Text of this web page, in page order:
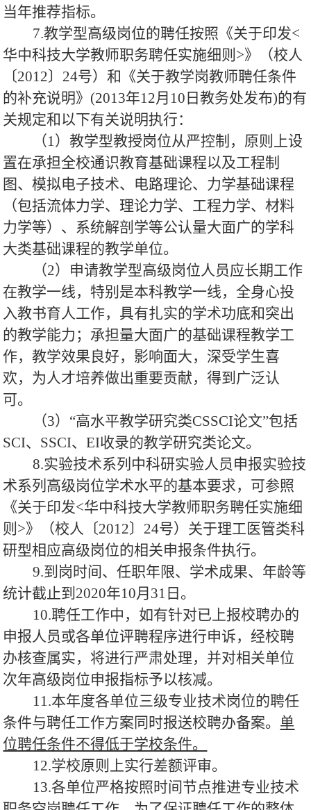
当年推荐指标。
7.教学型高级岗位的聘任按照《关于印发<
华中科技大学教师职务聘任实施细则>》（校人
〔2012〕24号）和《关于教学岗教师聘任条件
的补充说明》(2013年12月10日教务处发布)的有
关规定和以下有关说明执行：
（1）教学型教授岗位从严控制，原则上设
置在承担全校通识教育基础课程以及工程制
图、模拟电子技术、电路理论、力学基础课程
（包括流体力学、理论力学、工程力学、材料
力学等）、系统解剖学等公认量大面广的学科
大类基础课程的教学单位。
（2）申请教学型高级岗位人员应长期工作
在教学一线，特别是本科教学一线，全身心投
入教书育人工作，具有扎实的学术功底和突出
的教学能力；承担量大面广的基础课程教学工
作，教学效果良好，影响面大，深受学生喜
欢，为人才培养做出重要贡献，得到广泛认
可。
（3）“高水平教学研究类CSSCI论文”包括
SCI、SSCI、EI收录的教学研究类论文。
8.实验技术系列中科研实验人员申报实验技
术系列高级岗位学术水平的基本要求，可参照
《关于印发<华中科技大学教师职务聘任实施细
则>》（校人〔2012〕24号）关于理工医管类科
研型相应高级岗位的相关申报条件执行。
9.到岗时间、任职年限、学术成果、年龄等
统计截止到2020年10月31日。
10.聘任工作中，如有针对已上报校聘办的
申报人员或各单位评聘程序进行申诉，经校聘
办核查属实，将进行严肃处理，并对相关单位
次年高级岗位申报指标予以核减。
11.本年度各单位三级专业技术岗位的聘任
条件与聘任工作方案同时报送校聘办备案。 单
位聘任条件不得低于学校条件。
12.学校原则上实行差额评审。
13.各单位严格按照时间节点推进专业技术